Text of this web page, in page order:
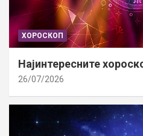
ХОРОСКОП
Најинтересните
26/07/2026